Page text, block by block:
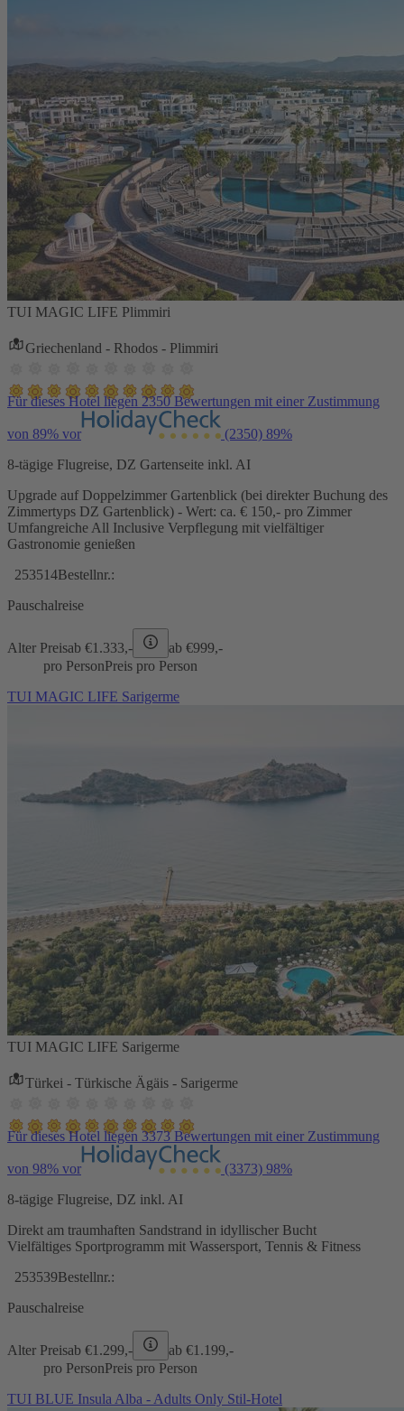
TUI MAGIC LIFE Plimmiri
Griechenland - Rhodos - Plimmiri
Für dieses Hotel liegen 2350 Bewertungen mit einer Zustimmung
von 89% vor (2350) 89%
8-tägige Flugreise, DZ Gartenseite inkl. AI
Upgrade auf Doppelzimmer Gartenblick (bei direkter Buchung des
Zimmertyps DZ Gartenblick) - Wert: ca. € 150,- pro Zimmer
Umfangreiche All Inclusive Verpflegung mit vielfältiger
Gastronomie genießen
253514Bestellnr.:
Pauschalreise
Alter Preisab €1.333,- ab €999,-
pro PersonPreis pro Person
TUI MAGIC LIFE Sarigerme
TUI MAGIC LIFE Sarigerme
Türkei - Türkische Ägäis - Sarigerme
Für dieses Hotel liegen 3373 Bewertungen mit einer Zustimmung
von 98% vor (3373) 98%
8-tägige Flugreise, DZ inkl. AI
Direkt am traumhaften Sandstrand in idyllischer Bucht
Vielfältiges Sportprogramm mit Wassersport, Tennis & Fitness
253539Bestellnr.:
Pauschalreise
Alter Preisab €1.299,- ab €1.199,-
pro PersonPreis pro Person
TUI BLUE Insula Alba - Adults Only Stil-Hotel